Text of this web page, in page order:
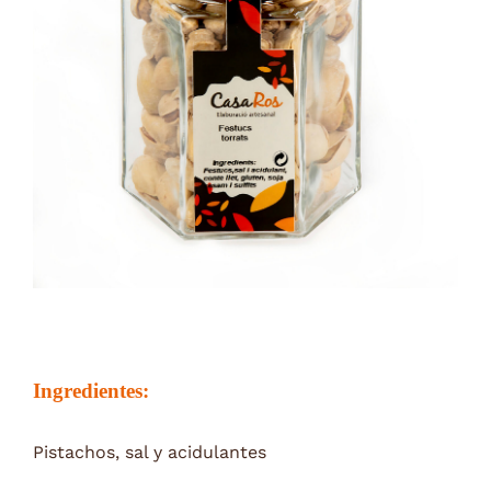
Ingredientes:
Pistachos, sal y acidulantes